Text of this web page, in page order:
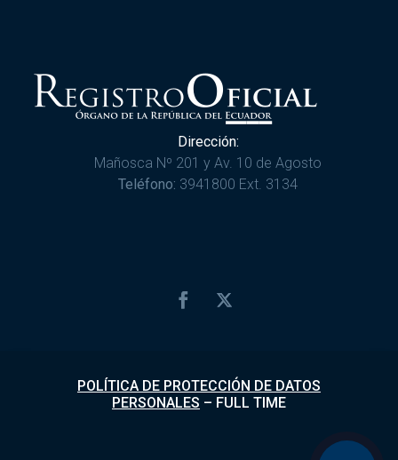
Dirección:
Mañosca Nº 201 y Av. 10 de Agosto
Teléfono: 3941800 Ext. 3134
POLÍTICA DE PROTECCIÓN DE DATOS
PERSONALES – FULL TIME